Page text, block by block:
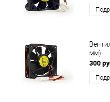
мм)
300